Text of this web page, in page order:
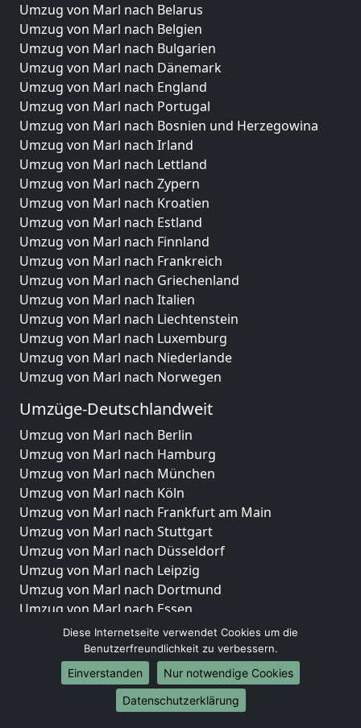
Umzug von Marl nach Belarus
Umzug von Marl nach Belgien
Umzug von Marl nach Bulgarien
Umzug von Marl nach Dänemark
Umzug von Marl nach England
Umzug von Marl nach Portugal
Umzug von Marl nach Bosnien und Herzegowina
Umzug von Marl nach Irland
Umzug von Marl nach Lettland
Umzug von Marl nach Zypern
Umzug von Marl nach Kroatien
Umzug von Marl nach Estland
Umzug von Marl nach Finnland
Umzug von Marl nach Frankreich
Umzug von Marl nach Griechenland
Umzug von Marl nach Italien
Umzug von Marl nach Liechtenstein
Umzug von Marl nach Luxemburg
Umzug von Marl nach Niederlande
Umzug von Marl nach Norwegen
Umzüge-Deutschlandweit
Umzug von Marl nach Berlin
Umzug von Marl nach Hamburg
Umzug von Marl nach München
Umzug von Marl nach Köln
Umzug von Marl nach Frankfurt am Main
Umzug von Marl nach Stuttgart
Umzug von Marl nach Düsseldorf
Umzug von Marl nach Leipzig
Umzug von Marl nach Dortmund
Umzug von Marl nach Essen
Umzug von Marl nach Bremen
Umzug von Marl nach Dresden
Umzug von Marl nach Hannover
Umzug von Marl nach Nürnberg
Umzug von Marl nach Duisburg
Diese Internetseite verwendet Cookies um die
Benutzerfreundlichkeit zu verbessern.
Einverstanden
Nur notwendige Cookies
Datenschutzerklärung